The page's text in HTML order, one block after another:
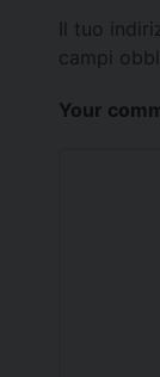
Il tuo
campi
Your